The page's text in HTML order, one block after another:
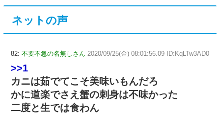
ネットの声
82: 不要不急の名無しさん 2020/09/25(金) 08:01:56.09 ID:KqLTw3AD0
>>1
カニは茹でてこそ美味いもんだろ
かに道楽でさえ蟹の刺身は不味かった
二度と生では食わん